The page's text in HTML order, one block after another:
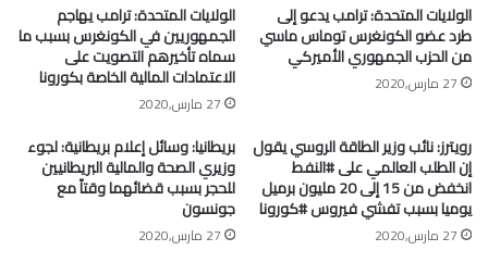
الولايات المتحدة: ترامب يدعو إلى
طرد عضو الكونغرس توماس ماسي
من الحزب الجمهوري الأميركي
27 مارس,2020
الولايات المتحدة: ترامب يهاجم
الجمهوريين في الكونغرس بسبب ما
سماه تأخيرهم التصويت على
الاعتمادات المالية الخاصة بكورونا
27 مارس,2020
رويترز: نائب وزير الطاقة الروسي يقول
إن الطلب العالمي على #النفط
انخفض من 15 إلى 20 مليون برميل
يوميا بسبب تفشي فيروس #كورونا
27 مارس,2020
بريطانيا: وسائل إعلام بريطانية: لجوء
وزيري الصحة والمالية البريطانيين
للحجر بسبب قضائهما وقتاً مع
جونسون
27 مارس,2020